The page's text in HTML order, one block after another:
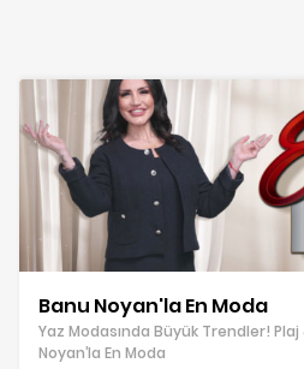
Banu Noyan'la En Moda
Yaz Modasında Büyük Trendler! Plaj
Noyan’la En Moda